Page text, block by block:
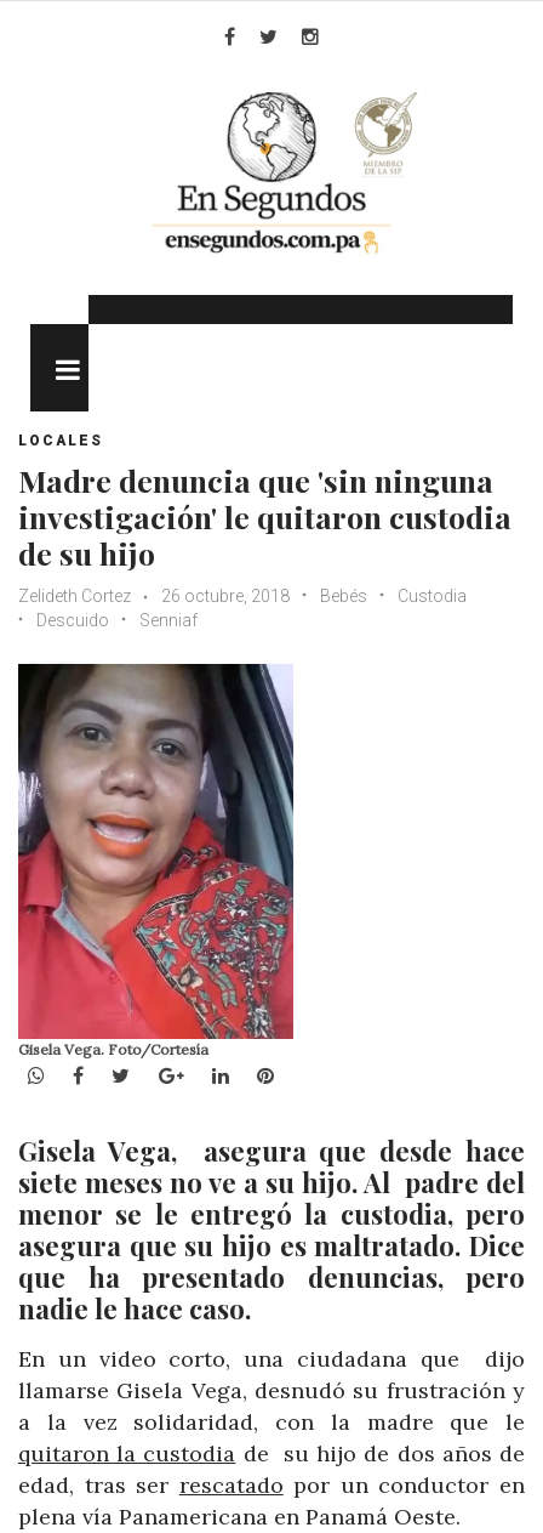
LOCALES
Madre denuncia que 'sin ninguna
investigación' le quitaron custodia
de su hijo
Zelideth Cortez 26 octubre, 2018 Bebés
Custodia
Descuido
Senniaf
Gisela Vega. Foto/Cortesía
WhatsApp
Facebook
TwitterGoogle+LinkedInPinterest
Gisela Vega, asegura que desde hace
siete meses no ve a su hijo. Al padre del
menor se le entregó la custodia, pero
asegura que su hijo es maltratado. Dice
que ha presentado denuncias, pero
nadie le hace caso.
En un video corto, una ciudadana que dijo
llamarse Gisela Vega, desnudó su frustración y
a la vez solidaridad, con la madre que le
quitaron la custodia de su hijo de dos años de
edad, tras ser rescatado por un conductor en
plena vía Panamericana en Panamá Oeste.